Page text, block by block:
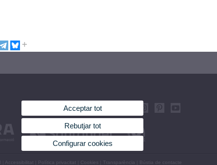
Accessibilitat Política privacitat Cookies Transparència Bústia de contacte
Acceptar tot
Rebutjar tot
Configurar cookies